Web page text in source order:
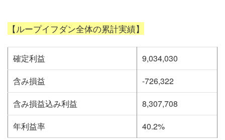
【ループイフダン全体の累計実績】
確定利益
9,034,030
含み損益
-726,322
含み損益込み利益
8,307,708
年利益率
40.2%